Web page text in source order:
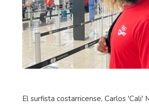
El surfista costarricense, Carlos 'Cali'